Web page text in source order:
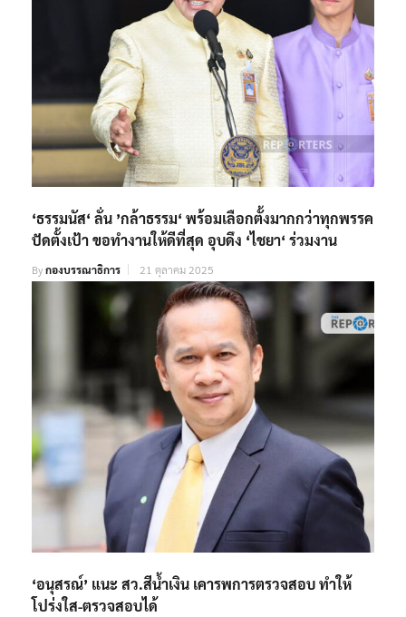
‘ธรรมนัส‘ ลั่น ’กล้าธรรม‘ พร้อมเลือกตั้งมากกว่าทุกพรรค
ปัดตั้งเป้า ขอทำงานให้ดีที่สุด อุบดึง ‘ไชยา‘ ร่วมงาน
Byกองบรรณาธิการ 21 ตุลาคม 2025
‘อนุสรณ์’​ แนะ​ สว.สีน้ำเงิน เคารพการตรวจสอบ​ ทำให้
โปร่งใส-ตรวจสอบได้​